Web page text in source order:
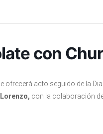
con
ofrecerá acto seguido de la
con la colaboración de